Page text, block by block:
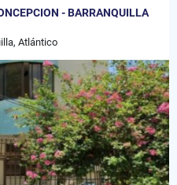
- BARRANQUILLA
Atlántico